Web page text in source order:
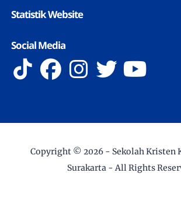
Statistik Website
Social Media
Copyright © 2026 - Sekolah Kristen
Surakarta - All Rights